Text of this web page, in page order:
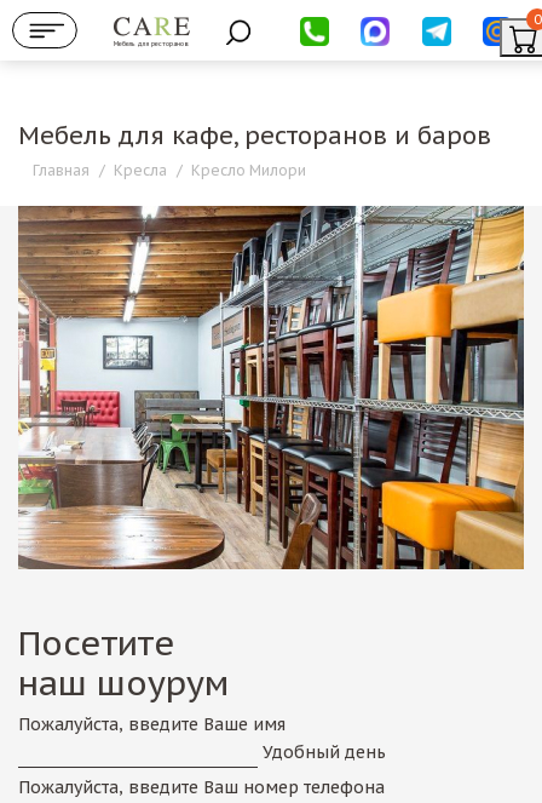
Мебель для ресторанов
0
Мебель для кафе, ресторанов и баров
Главная / Кресла / Кресло Милори
Посетите
наш шоурум
Пожалуйста, введите Ваше имя
Удобный день
Пожалуйста, введите Ваш номер телефона